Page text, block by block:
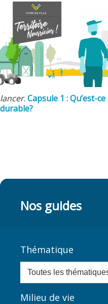
lancer. Capsule 1 : Qu’est-
durable?
Nos guides
Thématique
Milieu de vie